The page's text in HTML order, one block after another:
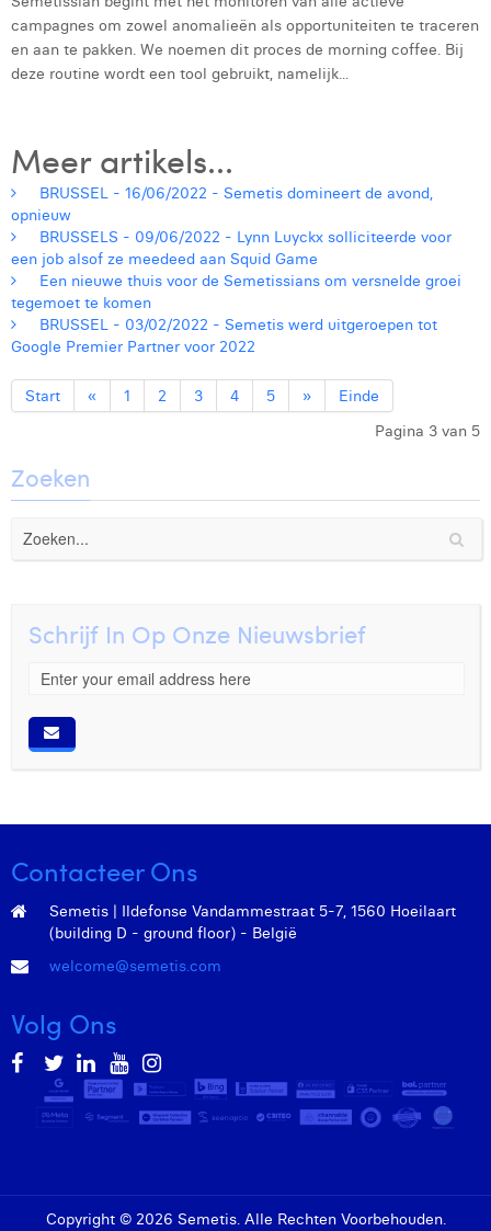
campagnes om zowel anomalieën als opportuniteiten te traceren
en aan te pakken. We noemen dit proces de morning coffee. Bij
deze routine wordt een tool gebruikt, namelijk...
Meer artikels...
BRUSSEL - 16/06/2022 - Semetis domineert de avond,
opnieuw
BRUSSELS - 09/06/2022 - Lynn Luyckx solliciteerde voor
een job alsof ze meedeed aan Squid Game
Een nieuwe thuis voor de Semetissians om versnelde groei
tegemoet te komen
BRUSSEL - 03/02/2022 - Semetis werd uitgeroepen tot
Google Premier Partner voor 2022
Start « 1 2 3 4 5 »
Einde
Pagina 3 van 5
Zoeken
Schrijf In Op Onze Nieuwsbrief
Contacteer Ons
Semetis | Ildefonse Vandammestraat 5-7, 1560 Hoeilaart
(building D - ground floor) - België
welcome@semetis.com
Volg Ons
Copyright © 2026 Semetis. Alle Rechten Voorbehouden.